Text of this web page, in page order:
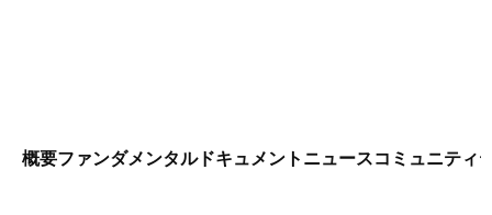
概要ファンダメンタルドキュメント ニュースコミュニティ